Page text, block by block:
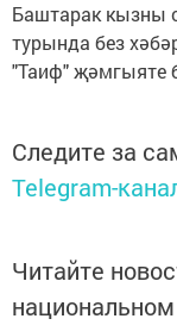
Баштарак кызны
турында без
"Таиф" җәмгыяте
Следите за
Telegram-
Читайте